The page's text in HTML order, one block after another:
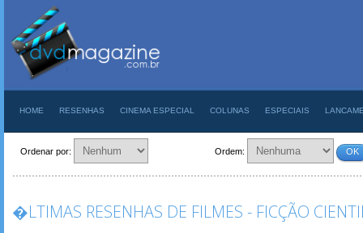
HOME RESENHAS CINEMA ESPECIAL COLUNAS ESPECIAIS
Ordenar por: Ordem: OK
�LTIMAS RESENHAS DE FILMES - FICÇÃO